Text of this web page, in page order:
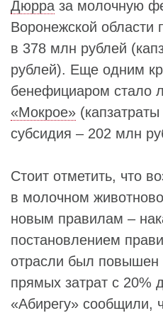
Дюрра за молочную
Воронежской области
в 378 млн рублей
рублей). Еще одним
бенефициаром стало
«Мокрое»
субсидия – 202 млн
Стоит отметить, что
в молочном
новым правилам –
постановлением
отрасли был повышен
прямых затрат с 20%
«Абирегу» сообщили,